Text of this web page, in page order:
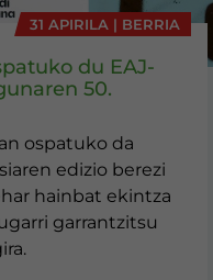
31 APIRILA | BERRIA
du EAJ-
50.
ospatuko da
edizio berezi
hainbat ekintza
garrantzitsu